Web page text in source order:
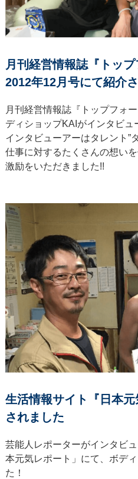
月刊経営情報誌『トップ
2012年12月号にて紹介
月刊経営情報誌『トップフォ
ディショップKAIがインタビュ
インタビューアーはタレント”
仕事に対するたくさんの想い
激励をいただきました!!
生活情報サイト『日本
されました
芸能人レポーターがインタビ
本元気レポート」にて、ボデ
た！